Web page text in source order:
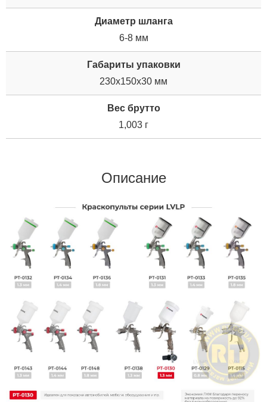
Диаметр шланга
6-8 мм
Габариты упаковки
230x150x30 мм
Вес брутто
1,003 г
Описание